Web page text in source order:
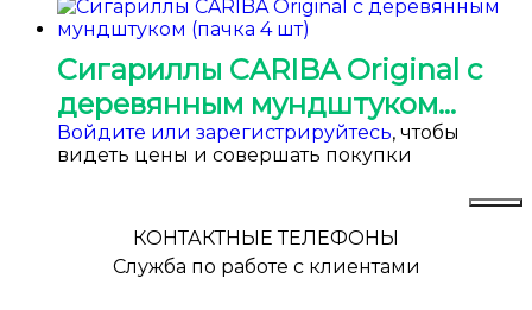
Сигариллы CARIBA Original c
деревянным мундштуком
(пачка 4 шт)
Войдите или зарегистрируйтесь, чтобы
видеть цены и совершать покупки
КОНТАКТНЫЕ ТЕЛЕФОНЫ
Служба по работе с клиентами